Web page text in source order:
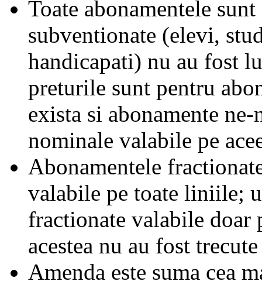
Toate abonamentele
subventionate (elevi,
handicapati) nu au fost
preturile sunt pentru
exista si abonamente
nominale valabile pe
Abonamentele
valabile pe toate liniile;
fractionate valabile doar
acestea nu au fost
Amenda este suma cea